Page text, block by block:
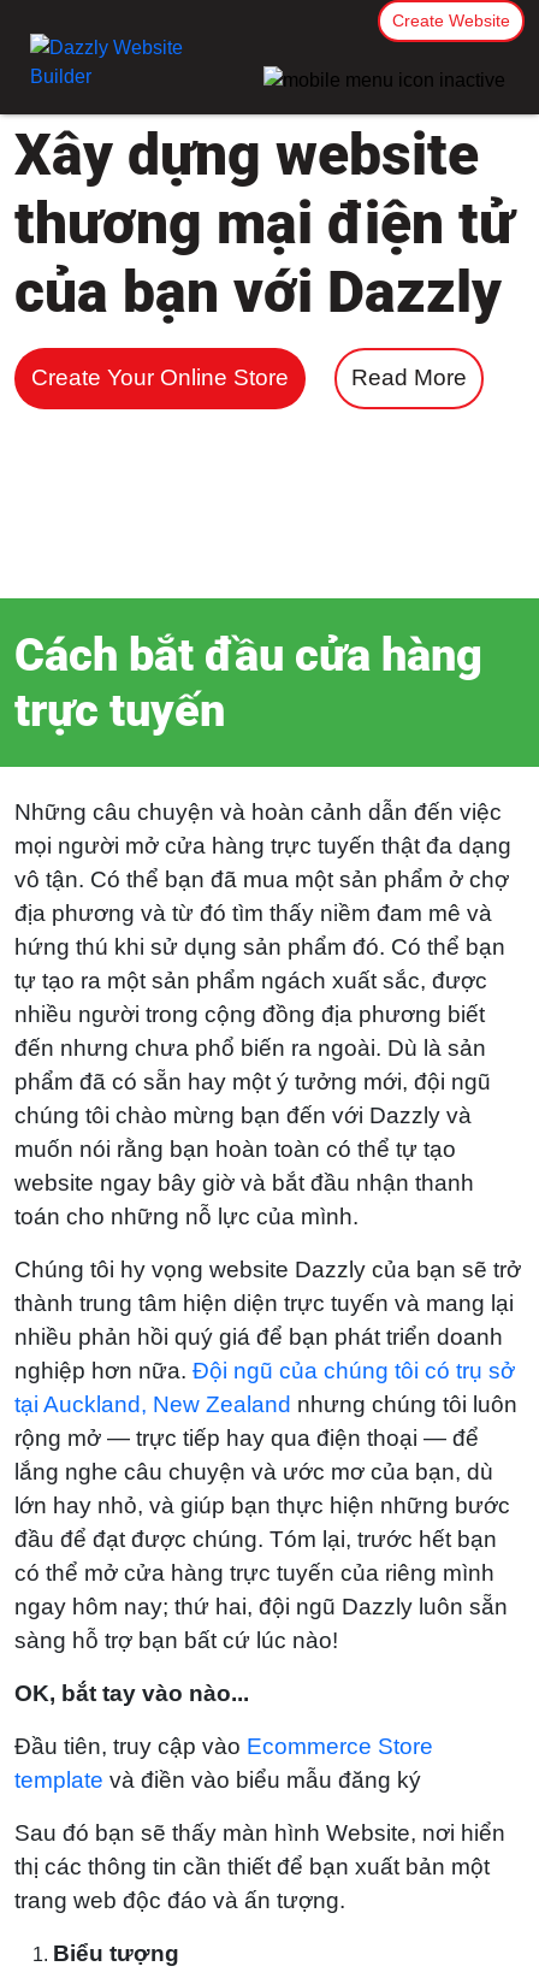
Create Website
Xây dựng website
thương mại điện tử
của bạn với Dazzly
Create Your Online Store Read More
Cách bắt đầu cửa hàng
trực tuyến
Những câu chuyện và hoàn cảnh dẫn đến việc
mọi người mở cửa hàng trực tuyến thật đa dạng
vô tận. Có thể bạn đã mua một sản phẩm ở chợ
địa phương và từ đó tìm thấy niềm đam mê và
hứng thú khi sử dụng sản phẩm đó. Có thể bạn
tự tạo ra một sản phẩm ngách xuất sắc, được
nhiều người trong cộng đồng địa phương biết
đến nhưng chưa phổ biến ra ngoài. Dù là sản
phẩm đã có sẵn hay một ý tưởng mới, đội ngũ
chúng tôi chào mừng bạn đến với Dazzly và
muốn nói rằng bạn hoàn toàn có thể tự tạo
website ngay bây giờ và bắt đầu nhận thanh
toán cho những nỗ lực của mình.
Chúng tôi hy vọng website Dazzly của bạn sẽ trở
thành trung tâm hiện diện trực tuyến và mang lại
nhiều phản hồi quý giá để bạn phát triển doanh
nghiệp hơn nữa. Đội ngũ của chúng tôi có trụ sở
tại Auckland, New Zealand nhưng chúng tôi luôn
rộng mở — trực tiếp hay qua điện thoại — để
lắng nghe câu chuyện và ước mơ của bạn, dù
lớn hay nhỏ, và giúp bạn thực hiện những bước
đầu để đạt được chúng. Tóm lại, trước hết bạn
có thể mở cửa hàng trực tuyến của riêng mình
ngay hôm nay; thứ hai, đội ngũ Dazzly luôn sẵn
sàng hỗ trợ bạn bất cứ lúc nào!
OK, bắt tay vào nào...
Đầu tiên, truy cập vào Ecommerce Store
template và điền vào biểu mẫu đăng ký
Sau đó bạn sẽ thấy màn hình Website, nơi hiển
thị các thông tin cần thiết để bạn xuất bản một
trang web độc đáo và ấn tượng.
Biểu tượng